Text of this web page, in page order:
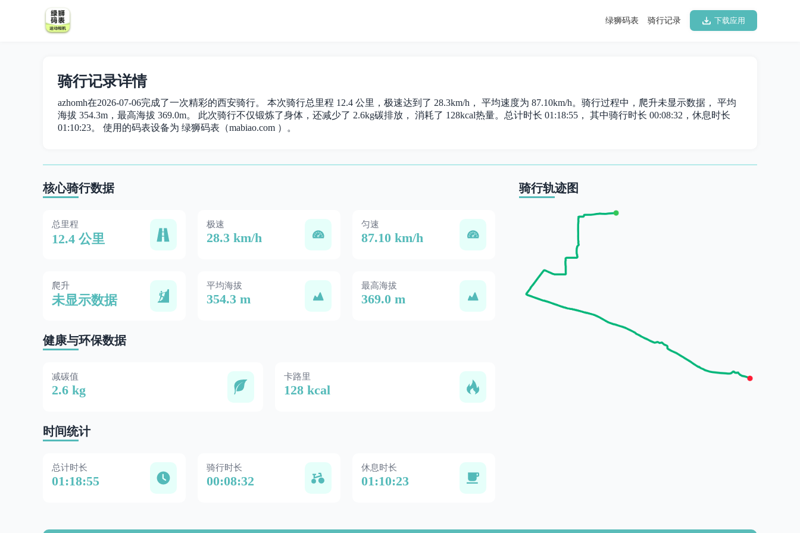
下载应用
骑行记录
绿狮码表
骑行记录详情
azhomh在2026-07-06完成了一次精彩的西安骑行。 本次骑行总里程 12.4 公里，极速达到了 28.3km/h， 平均速度为 87.10km/h。骑行过程中，爬升未显示数据， 平均
海拔 354.3m，最高海拔 369.0m。 此次骑行不仅锻炼了身体，还减少了 2.6kg碳排放， 消耗了 128kcal热量。总计时长 01:18:55， 其中骑行时长 00:08:32，休息时长
01:10:23。 使用的码表设备为 绿狮码表（mabiao.com ）。
核心骑行数据
总里程
12.4 公里
极速
28.3 km/h
匀速
87.10 km/h
爬升
未显示数据
平均海拔
354.3 m
最高海拔
369.0 m
健康与环保数据
减碳值
2.6 kg
卡路里
128 kcal
时间统计
总计时长
01:18:55
骑行时长
00:08:32
休息时长
01:10:23
骑行轨迹图